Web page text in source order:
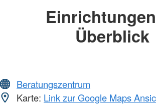
Überblick
Beratungszentrum
Karte: Link zur Google Maps